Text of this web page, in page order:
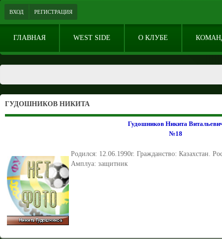
ВХОД РЕГИСТРАЦИЯ
ГЛАВНАЯ WEST SIDE О КЛУБЕ
ГУДОШНИКОВ НИКИТА
Гудошников Никита
№18
Родился: 12.06.1990г. Гражданство: Казахстан.
Амплуа: защитник